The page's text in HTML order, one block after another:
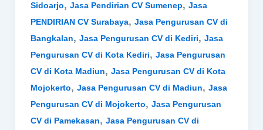
Sidoarjo, Jasa Pendirian CV Sumenep, Jasa
PENDIRIAN CV Surabaya, Jasa Pengurusan CV di
Bangkalan, Jasa Pengurusan CV di Kediri, Jasa
Pengurusan CV di Kota Kediri, Jasa Pengurusan
CV di Kota Madiun, Jasa Pengurusan CV di Kota
Mojokerto, Jasa Pengurusan CV di Madiun, Jasa
Pengurusan CV di Mojokerto, Jasa Pengurusan
CV di Pamekasan, Jasa Pengurusan CV di